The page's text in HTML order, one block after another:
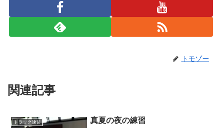
トモゾー
関連記事
トラック練習 真夏の夜の練習